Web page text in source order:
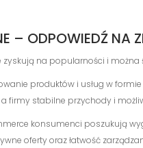
– ODPOWIEDŹ NA
na popularności i można
produktów i usług w
firmy stabilne przychody i
konsumenci poszukują
oferty oraz łatwość